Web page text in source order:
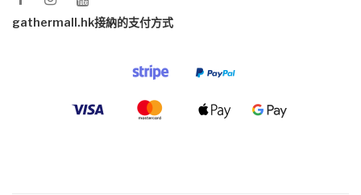
gathermall.hk接納的支付方式